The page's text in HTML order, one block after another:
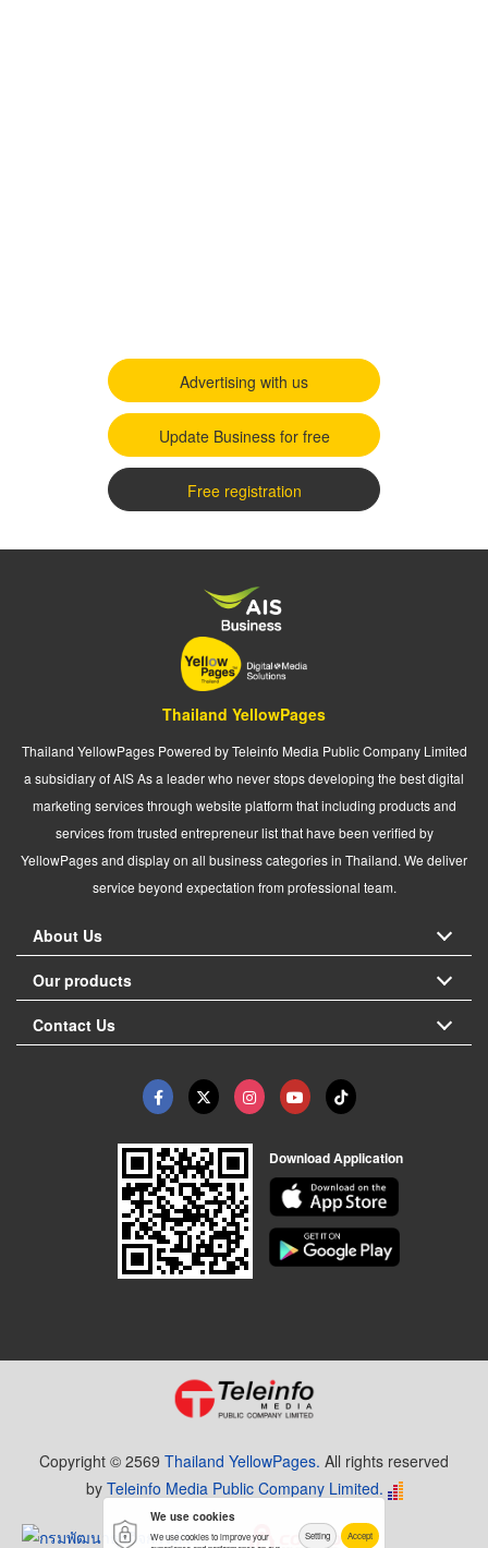
Advertising with us
Update Business for free
Free registration
Thailand YellowPages
Thailand YellowPages Powered by Teleinfo Media Public Company Limited
a subsidiary of AIS As a leader who never stops developing the best digital
marketing services through website platform that including products and
services from trusted entrepreneur list that have been verified by
YellowPages and display on all business categories in Thailand. We deliver
service beyond expectation from professional team.
About Us
Our products
Contact Us
Download Application
Copyright © 2569 Thailand YellowPages. All rights reserved
by Teleinfo Media Public Company Limited.
We use cookies
We use cookies to improve your
Setting Accept